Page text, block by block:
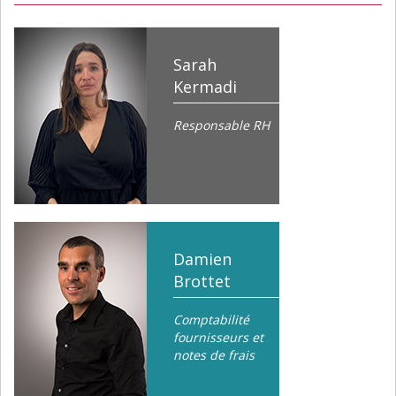
Sarah
Kermadi
Responsable RH
Damien
Brottet
Comptabilité
fournisseurs et
notes de frais